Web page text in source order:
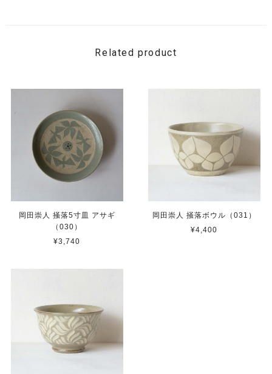
Related product
岡田崇人 掻落5寸皿 アサギ
（030）
¥3,740
岡田崇人 掻落ボウル（031）
¥4,400